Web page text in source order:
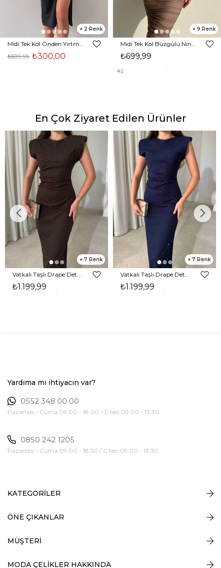
2
₺300,00
₺599,99
9
₺699,99
2
En Çok Ziyaret Edilen Ürünler
7
₺1.199,99
7
₺1.199,99
Yardıma mı ihtiyacın var?
0552 348 00 00
Pazartesi - Cuma 09:00 - 18:00 / C.tesi 09:00 - 13:30
0850 242 1205
Pazartesi - Cuma 09:00 - 18:30 / C.tesi 09:00 - 13:30
KATEGORİLER
ÖNE ÇIKANLAR
MÜŞTERİ
MODA ÇELİKLER HAKKINDA